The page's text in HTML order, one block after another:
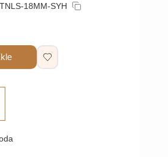
18MM-SYH